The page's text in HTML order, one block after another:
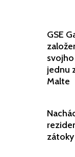
GSE
jednu
Malte
zátoky